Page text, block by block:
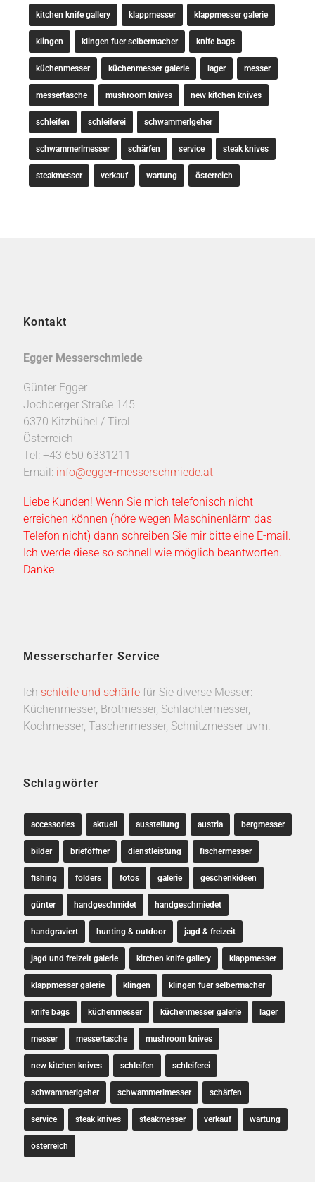
kitchen knife gallery klappmesser klappmesser galerie
klingen klingen fuer selbermacher knife bags
küchenmesser küchenmesser galerie lager messer
messertasche mushroom knives new kitchen knives
schleifen schleiferei schwammerlgeher
schwammerlmesser schärfen service steak knives
steakmesser verkauf wartung österreich
Kontakt
Egger Messerschmiede
Günter Egger
Jochberger Straße 145
6370 Kitzbühel / Tirol
Österreich
Tel: +43 650 6331211
Email: info@egger-messerschmiede.at
Liebe Kunden! Wenn Sie mich telefonisch nicht
erreichen können (höre wegen Maschinenlärm das
Telefon nicht) dann schreiben Sie mir bitte eine E-mail.
Ich werde diese so schnell wie möglich beantworten.
Danke
Messerscharfer Service
Ich schleife und schärfefür Sie diverse Messer:
Küchenmesser, Brotmesser, Schlachtermesser,
Kochmesser, Taschenmesser, Schnitzmesser uvm.
Schlagwörter
accessories aktuell ausstellung austria bergmesser
bilder brieföffner dienstleistung fischermesser
fishing folders fotos galerie geschenkideen
günter handgeschmidet handgeschmiedet
handgraviert hunting & outdoor jagd & freizeit
jagd und freizeit galerie kitchen knife gallery klappmesser
klappmesser galerie klingen klingen fuer selbermacher
knife bags küchenmesser küchenmesser galerie lager
messer messertasche mushroom knives
new kitchen knives schleifen schleiferei
schwammerlgeher schwammerlmesser schärfen
service steak knives steakmesser verkauf wartung
österreich